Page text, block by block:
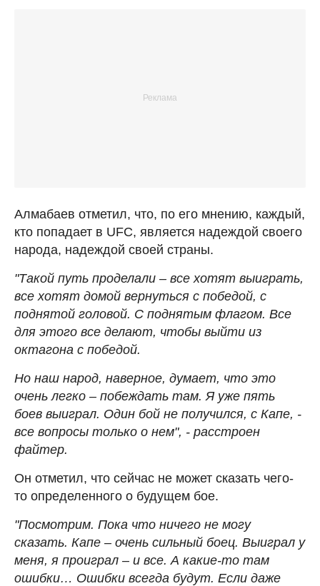
Алмабаев отметил, что, по его мнению, каждый,
кто попадает в UFC, является надеждой своего
народа, надеждой своей страны.
"Такой путь проделали – все хотят выиграть,
все хотят домой вернуться с победой, с
поднятой головой. С поднятым флагом. Все
для этого все делают, чтобы выйти из
октагона с победой.
Но наш народ, наверное, думает, что это
очень легко – побеждать там. Я уже пять
боев выиграл. Один бой не получился, с Капе, -
все вопросы только о нем", - расстроен
файтер.
Он отметил, что сейчас не может сказать чего-
то определенного о будущем бое.
"Посмотрим. Пока что ничего не могу
сказать. Капе – очень сильный боец. Выиграл у
меня, я проиграл – и все. А какие-то там
ошибки… Ошибки всегда будут. Если даже